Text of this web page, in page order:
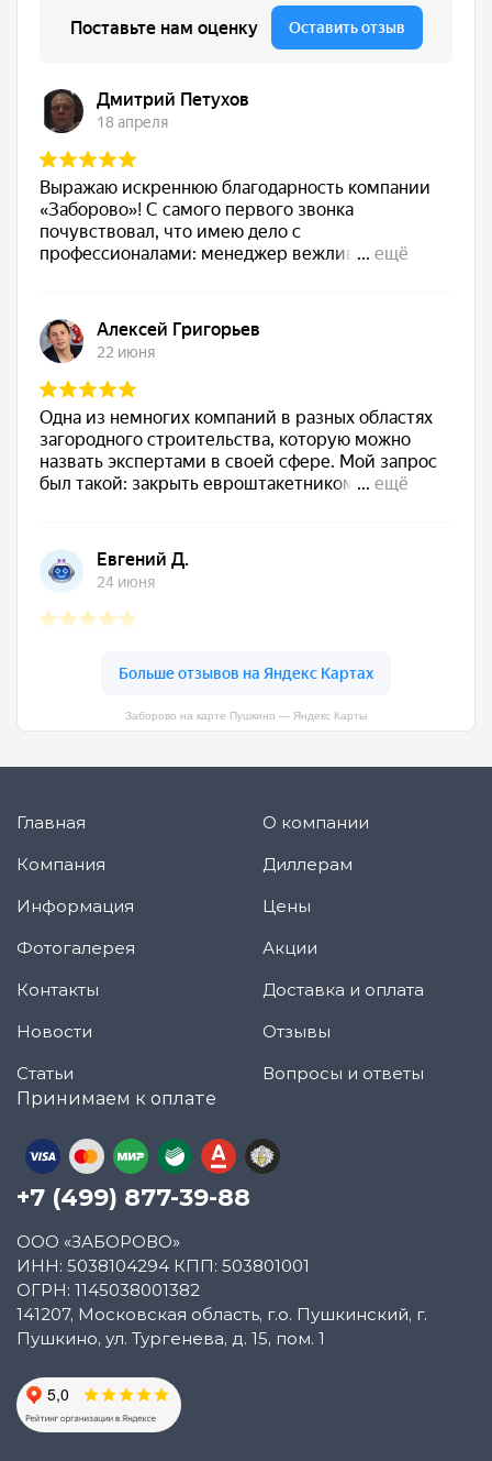
Заборово на карте Пушкино — Яндекс Карты
Главная
Компания
Информация
Фотогалерея
Контакты
Новости
Статьи
О компании
Диллерам
Цены
Акции
Доставка и оплата
Отзывы
Вопросы и ответы
Принимаем к оплате
+7 (499) 877-39-88
ООО «ЗАБОРОВО»
ИНН: 5038104294 КПП: 503801001
ОГРН: 1145038001382
141207, Московская область, г.о. Пушкинский, г.
Пушкино, ул. Тургенева, д. 15, пом. 1